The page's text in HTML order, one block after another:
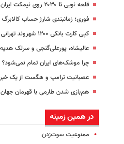
قلعه نویی تا ۲۰۳۰ روی نیمکت ایران؛ شرط فدراسیون مشخص شد
فوری؛ زمانبندی‌ شارژ حساب کالابرگ
کپی کارت بانکی ۱۲۰۰ شهروند تهرانی در میدان میوه و تره‌بار
عالیشاه، پورعلی‌گنجی و سرلک
چرا موشک‌های ایران تمام
عصبانیت ترامپ و هگست از یک
هم‌بازی شدن طارمی با قهرمان
در همین زمینه
ممنوعیت سوت‌زدن